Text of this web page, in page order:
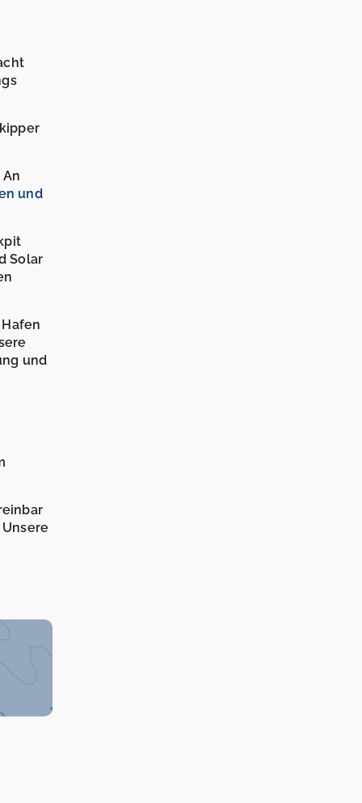
und
Solar
und
Unsere